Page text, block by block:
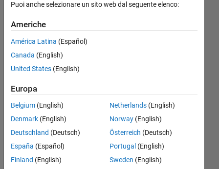
x axis
in my
plot
for full
screen
Sara
14 Mar
2023
Risposta
Aggiornato
Puoi anche selezionare un sito web dal seguente elenco:
Americhe
América Latina (Español)
Canada (English)
United States (English)
Europa
Belgium (English)
Denmark (English)
Deutschland (Deutsch)
España (Español)
Finland (English)
Netherlands(English)
Norway(English)
Österreich (Deutsch)
Portugal (English)
Sweden (English)